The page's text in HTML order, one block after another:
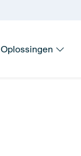
Oplossingen